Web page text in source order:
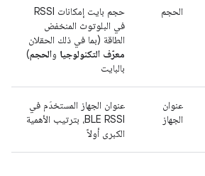
الحجم
حجم بايت إمكانات RSSI
في البلوتوث المنخفض
الطاقة (بما في ذلك الحقلان
معرّف التكنولوجيا والحجم)
بالبايت
عنوان
الجهاز
عنوان الجهاز المستخدَم في
BLE RSSI، بترتيب الأهمية
الكبرى أولاً